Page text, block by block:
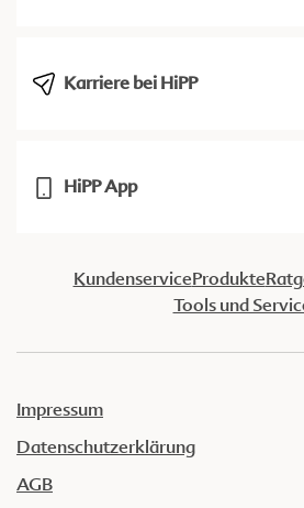
Karriere bei HiPP
HiPP App
KundenserviceProdukte
Tools und
Impressum
Datenschutzerklärung
AGB